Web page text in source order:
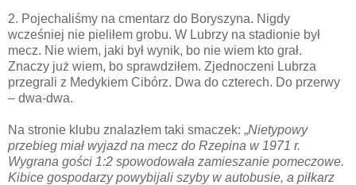
2. Pojechaliśmy na cmentarz do Boryszyna. Nigdy
wcześniej nie pieliłem grobu. W Lubrzy na stadionie był
mecz. Nie wiem, jaki był wynik, bo nie wiem kto grał.
Znaczy już wiem, bo sprawdziłem. Zjednoczeni Lubrza
przegrali z Medykiem Cibórz. Dwa do czterech. Do przerwy
– dwa-dwa.
Na stronie klubu znalazłem taki smaczek: „Nietypowy
przebieg miał wyjazd na mecz do Rzepina w 1971 r.
Wygrana gości 1:2 spowodowała zamieszanie pomeczowe.
Kibice gospodarzy powybijali szyby w autobusie, a piłkarz